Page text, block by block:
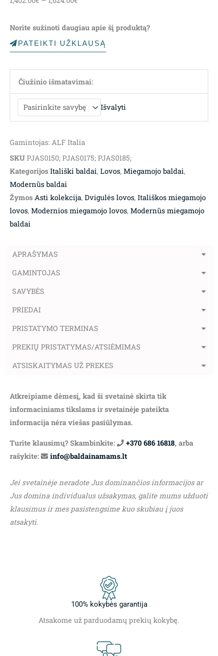
through
1,624.00€
Norite sužinoti daugiau apie šį produktą?
PATEIKTI UŽKLAUSĄ
Čiužinio išmatavimai:
Išvalyti
Gamintojas: ALF Italia
SKU PJAS0150; PJAS0175; PJAS0185;
Kategorijos Itališki baldai, Lovos, Miegamojo baldai,
Modernūs baldai
Žymos Asti kolekcija, Dvigulės lovos, Itališkos miegamojo
lovos, Modernios miegamojo lovos, Modernūs miegamojo
baldai
APRAŠYMAS
GAMINTOJAS
SAVYBĖS
PRIEDAI
PRISTATYMO TERMINAS
PREKIŲ PRISTATYMAS/ATSIĖMIMAS
ATSISKAITYMAS UŽ PREKES
Atkreipiame dėmesį, kad ši svetainė skirta tik
informaciniams tikslams ir svetainėje pateikta
informacija nėra viešas pasiūlymas.
Turite klausimų? Skambinkite: +370 686 16818, arba
rašykite:
info@baldainamams.lt
Jei svetainėje neradote Jus dominančios informacijos ar
Jus domina individualus užsakymas, galite mums užduoti
klausimus ir mes pasistengsime kuo skubiau į juos
atsakyti.
100% kokybės garantija
Atsakome už parduodamų prekių kokybę.